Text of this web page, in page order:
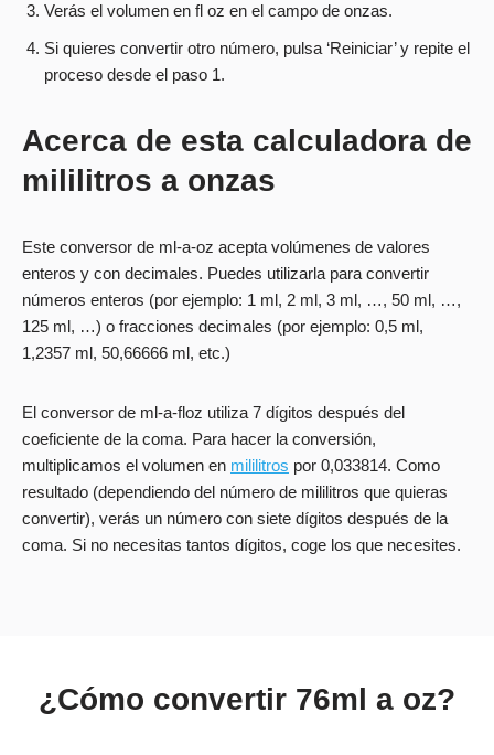
Verás el volumen en fl oz en el campo de onzas.
Si quieres convertir otro número, pulsa ‘Reiniciar’ y repite el
proceso desde el paso 1.
Acerca de esta calculadora de
mililitros a onzas
Este conversor de ml-a-oz acepta volúmenes de valores
enteros y con decimales. Puedes utilizarla para convertir
números enteros (por ejemplo: 1 ml, 2 ml, 3 ml, …, 50 ml, …,
125 ml, …) o fracciones decimales (por ejemplo: 0,5 ml,
1,2357 ml, 50,66666 ml, etc.)
El conversor de ml-a-floz utiliza 7 dígitos después del
coeficiente de la coma. Para hacer la conversión,
multiplicamos el volumen en mililitros por 0,033814. Como
resultado (dependiendo del número de mililitros que quieras
convertir), verás un número con siete dígitos después de la
coma. Si no necesitas tantos dígitos, coge los que necesites.
¿Cómo convertir 76ml a oz?